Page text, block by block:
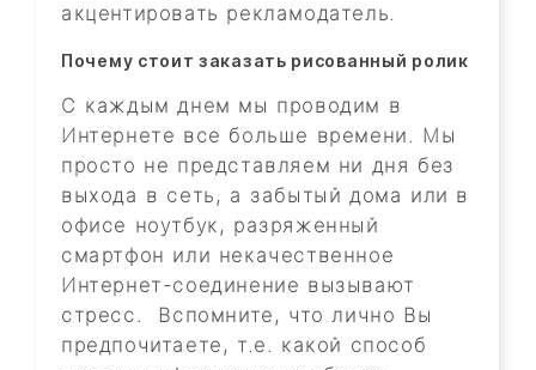
акцентировать рекламодатель.
Почему стоит заказать рисованный ролик
С каждым днем мы проводим в
Интернете все больше времени. Мы
просто не представляем ни дня без
выхода в сеть, а забытый дома или в
офисе ноутбук, разряженный
смартфон или некачественное
Интернет-соединение вызывают
стресс. Вспомните, что лично Вы
предпочитаете, т.е. какой способ